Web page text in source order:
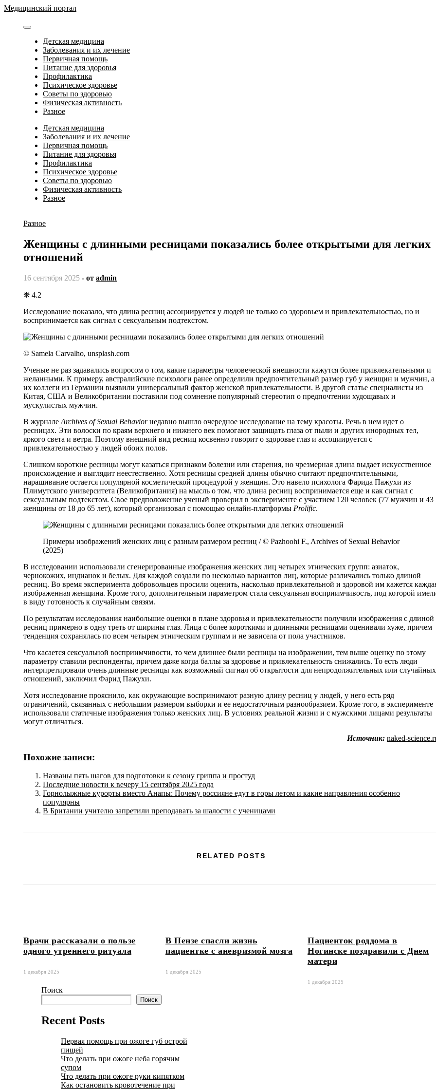
Перейти
содержимому
Медицинский портал
Детская медицина
Заболевания и их лечение
Первичная помощь
Питание для здоровья
Профилактика
Психическое здоровье
Советы по здоровью
Физическая активность
Разное
Детская медицина
Заболевания и их лечение
Первичная помощь
Питание для здоровья
Профилактика
Психическое здоровье
Советы по здоровью
Физическая активность
Разное
Разное
Женщины с длинными ресницами показались более открытыми для легких
отношений
16 сентября 2025 - от admin
❋ 4.2
Исследование показало, что длина ресниц ассоциируется у людей не только со здоровьем и привлекательностью, но и
воспринимается как сигнал с сексуальным подтекстом.
© Samela Carvalho, unsplash.com
Ученые не раз задавались вопросом о том, какие параметры человеческой внешности кажутся более привлекательными и
желанными. К примеру, австралийские психологи ранее определили предпочтительный размер губ у женщин и мужчин, а
их коллеги из Германии выявили универсальный фактор женской привлекательности. В другой статье специалисты из
Китая, США и Великобритании поставили под сомнение популярный стереотип о предпочтении худощавых и
мускулистых мужчин.
В журнале Archives of Sexual Behaviorнедавно вышло очередное исследование на тему красоты. Речь в нем идет о
ресницах. Эти волоски по краям верхнего и нижнего век помогают защищать глаза от пыли и других инородных тел,
яркого света и ветра. Поэтому внешний вид ресниц косвенно говорит о здоровье глаз и ассоциируется с
привлекательностью у людей обоих полов.
Слишком короткие ресницы могут казаться признаком болезни или старения, но чрезмерная длина выдает искусственное
происхождение и выглядит неестественно. Хотя ресницы средней длины обычно считают предпочтительными,
наращивание остается популярной косметической процедурой у женщин. Это навело психолога Фарида Пажухи из
Плимутского университета (Великобритания) на мысль о том, что длина ресниц воспринимается еще и как сигнал с
сексуальным подтекстом. Свое предположение ученый проверил в эксперименте с участием 120 человек (77 мужчин и 43
женщины от 18 до 65 лет), который организовал с помощью онлайн-платформы Prolific.
Примеры изображений женских лиц с разным размером ресниц / © Pazhoohi F., Archives of Sexual Behavior
(2025)
В исследовании использовали сгенерированные изображения женских лиц четырех этнических групп: азиаток,
чернокожих, индианок и белых. Для каждой создали по несколько вариантов лиц, которые различались только длиной
ресниц. Во время эксперимента добровольцев просили оценить, насколько привлекательной и здоровой им кажется
изображенная женщина. Кроме того, дополнительным параметром стала сексуальная восприимчивость, под которой
в виду готовность к случайным связям.
По результатам исследования наибольшие оценки в плане здоровья и привлекательности получили изображения с длиной
ресниц примерно в одну треть от ширины глаз. Лица с более короткими и длинными ресницами оценивали хуже, причем
тенденция сохранялась по всем четырем этническим группам и не зависела от пола участников.
Что касается сексуальной восприимчивости, то чем длиннее были ресницы на изображении, тем выше оценку по этому
параметру ставили респонденты, причем даже когда баллы за здоровье и привлекательность снижались. То есть люди
интерпретировали очень длинные ресницы как возможный сигнал об открытости для непродолжительных или случайных
отношений, заключил Фарид Пажухи.
Хотя исследование прояснило, как окружающие воспринимают разную длину ресниц у людей, у него есть ряд
ограничений, связанных с небольшим размером выборки и ее недостаточным разнообразием. Кроме того, в эксперименте
использовали статичные изображения только женских лиц. В условиях реальной жизни и с мужскими лицами результаты
могут отличаться.
Источник: naked-
Похожие записи:
Названы пять шагов для подготовки к сезону гриппа и простуд
Последние новости к вечеру 15 сентября 2025 года
Горнолыжные курорты вместо Анапы: Почему россияне едут в горы летом и какие направления особенно
популярны
В Британии учителю запретили преподавать за шалости с ученицами
RELATED POSTS
Врачи рассказали о пользе
одного утреннего ритуала
1 декабря 2025
В Пензе спасли жизнь
пациентке с аневризмой мозга
1 декабря 2025
Пациенток роддома в
Ногинске поздравили с Днем
матери
1 декабря 2025
Поиск
Поиск
Recent Posts
Первая помощь при ожоге губ острой
пищей
Что делать при ожоге неба горячим
супом
Что делать при ожоге руки кипятком
Как остановить кровотечение при